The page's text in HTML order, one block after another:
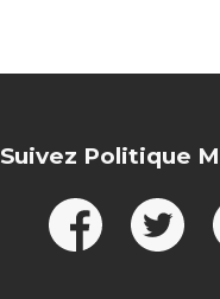
Suivez Politique